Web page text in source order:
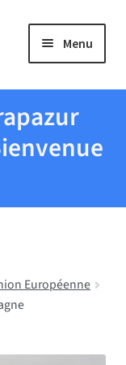
Menu
Européenne